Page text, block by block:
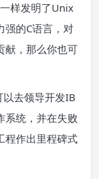
样发明了Unix
强的C语言，对
献，那么你也可
去领导开发IB
统，并在失败
程作出里程碑式